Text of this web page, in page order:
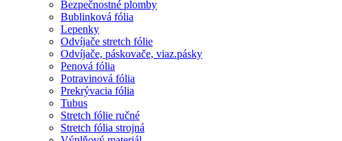
Bezpečnostné plomby
Bublinková fólia
Lepenky
Odvíjače stretch fólie
Odvíjače, páskovače, viaz.pásky
Penová fólia
Potravinová fólia
Prekrývacia fólia
Tubus
Stretch fólie ručné
Stretch fólia strojná